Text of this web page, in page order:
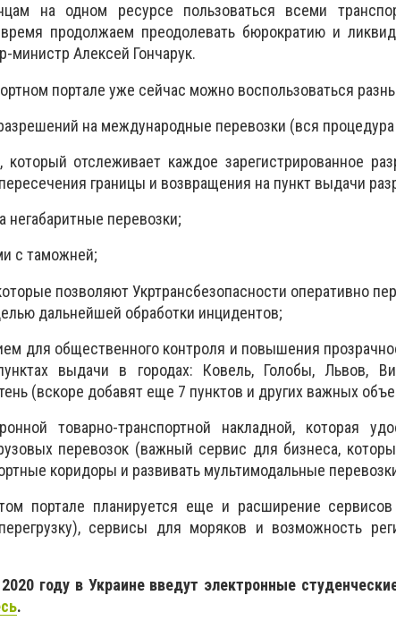
на одном ресурсе пользоваться всеми
продолжаем преодолевать бюрократию и
министр Алексей Гончарук.
портале уже сейчас можно воспользоваться
на международные перевозки (вся
который отслеживает каждое зарегистрированное
границы и возвращения на пункт выдачи
негабаритные перевозки;
с таможней;
позволяют Укртрансбезопасности оперативно
дальнейшей обработки инцидентов;
для общественного контроля и повышения
выдачи в городах: Ковель, Голобы, Львов,
(вскоре добавят еще 7 пунктов и других важных
товарно-транспортной накладной, которая
перевозок (важный сервис для бизнеса,
коридоры и развивать мультимодальные
портале планируется еще и расширение сервисов
сервисы для моряков и возможность
году в Украине введут электронные
.